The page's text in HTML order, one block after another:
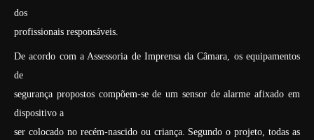
dos
profissionais responsáveis.
De acordo com a Assessoria de Imprensa da Câmara, os equipamentos
de
segurança propostos compõem-se de um sensor de alarme afixado em
dispositivo a
ser colocado no recém-nascido ou criança. Segundo o projeto, todas as